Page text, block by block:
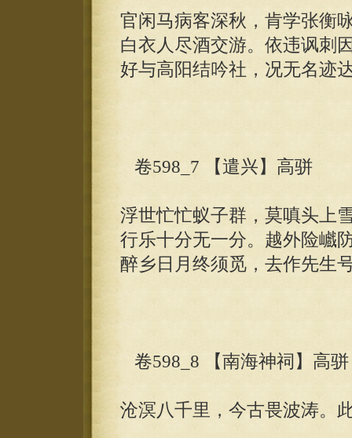
官闲马病客深秋，肯学张衡
白衣人尽酒交游。依违讽刺
好与高阳结吟社，况无名迹
卷598_7 【遣兴】高骈
浮世忙忙蚁子群，莫嗔头上
行乐十分无一分。越外险巇
醉乡日月终须觅，去作先生
卷598_8 【南海神祠】高骈
沧溟八千里，今古畏波涛。